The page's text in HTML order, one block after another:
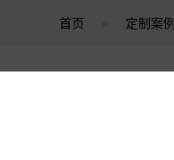
首页 定制案例